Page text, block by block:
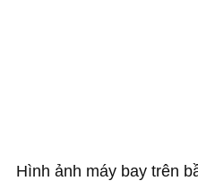
Hình ảnh máy bay trên